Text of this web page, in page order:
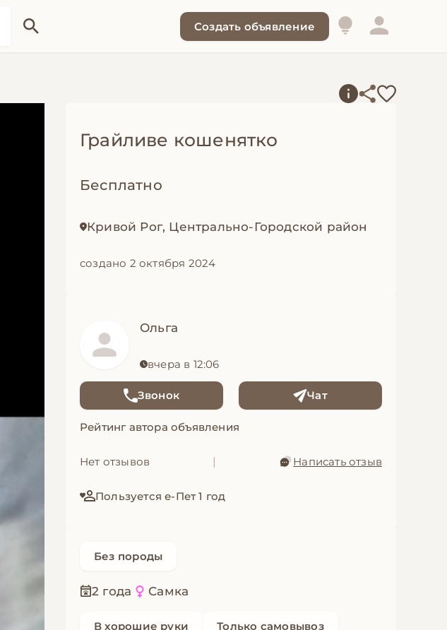
Создать объявление
Грайливе кошенятко
Бесплатно
Кривой Рог, Центрально-Городской район
создано 2 октября 2024
Ольга
вчера в 12:06
Звонок Чат
Рейтинг автора объявления
Нет отзывов | Написать отзыв
Пользуется е-Пет 1 год
Без породы
2 года Самка
В хорошие руки Только самовывоз